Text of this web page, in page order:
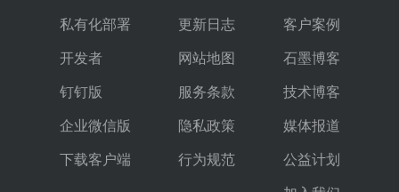
私有化部署
开发者
钉钉版
企业微信版
下载客户端
更新日志
网站地图
服务条款
隐私政策
行为规范
客户案例
石墨博客
技术博客
媒体报道
公益计划